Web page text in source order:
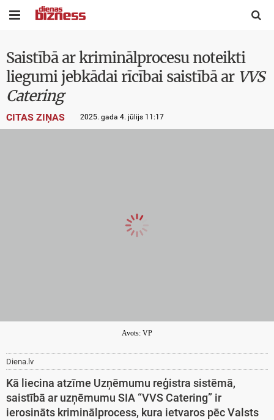
 
Saistībā ar kriminālprocesu noteikti
liegumi jebkādai rīcībai saistībā ar VVS
Catering
CITAS ZIŅAS 2025. gada 4. jūlijs 11:17
Avots: VP
Diena.lv
Kā liecina atzīme Uzņēmumu reģistra sistēmā,
saistībā ar uzņēmumu SIA “VVS Catering” ir
ierosināts kriminālprocess, kura ietvaros pēc Valsts